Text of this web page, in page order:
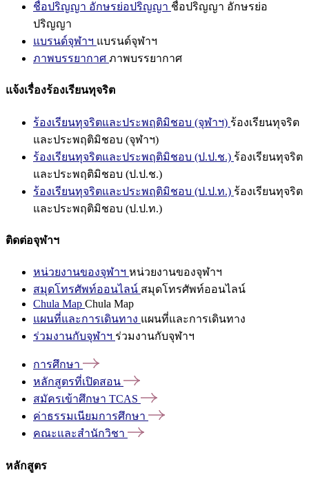
ชื่อปริญญา อักษรย่อปริญญา ชื่อปริญญา อักษรย่อ
ปริญญา
แบรนด์จุฬาฯ แบรนด์จุฬาฯ
ภาพบรรยากาศ ภาพบรรยากาศ
แจ้งเรื่องร้องเรียนทุจริต
ร้องเรียนทุจริตและประพฤติมิชอบ (จุฬาฯ) ร้องเรียนทุจริต
และประพฤติมิชอบ (จุฬาฯ)
ร้องเรียนทุจริตและประพฤติมิชอบ (ป.ป.ช.) ร้องเรียนทุจริต
และประพฤติมิชอบ (ป.ป.ช.)
ร้องเรียนทุจริตและประพฤติมิชอบ (ป.ป.ท.) ร้องเรียนทุจริต
และประพฤติมิชอบ (ป.ป.ท.)
ติดต่อจุฬาฯ
หน่วยงานของจุฬาฯ หน่วยงานของจุฬาฯ
สมุดโทรศัพท์ออนไลน์ สมุดโทรศัพท์ออนไลน์
Chula Map Chula Map
แผนที่และการเดินทาง แผนที่และการเดินทาง
ร่วมงานกับจุฬาฯ ร่วมงานกับจุฬาฯ
การศึกษา
หลักสูตรที่เปิดสอน
สมัครเข้าศึกษา TCAS
ค่าธรรมเนียมการศึกษา
คณะและสำนักวิชา
หลักสูตร